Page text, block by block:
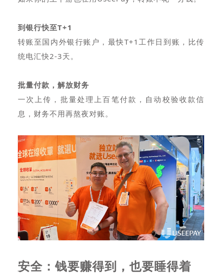
到银行快至T+1
转账至国内外银行账户，最快T+1工作日到账，比传
统电汇快2-3天。
批量付款，解放财务
一次上传，批量处理上百笔付款，自动校验收款信
息，财务不用再熬夜对账。
安全：钱要赚得到，也要睡得着